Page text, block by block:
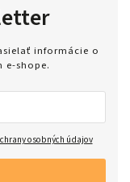
informácie o
e-shope.
osobných údajov